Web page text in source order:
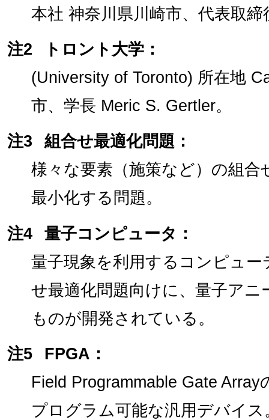
本社 神奈川県川崎市、代表取
注2
トロント大学：
(University of Toronto) 所在地
市、学長 Meric S. Gertler。
注3
組合せ最適化問題：
様々な要素（施策など）の組
最小化する問題。
注4
量子コンピュータ：
量子現象を利用するコンピュ
せ最適化問題向けに、量子ア
ものが開発されている。
注5
FPGA：
Field Programmable Gate
プログラム可能な汎用デバイス